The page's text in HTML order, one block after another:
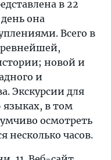
в 22
она
Всего в
новой и
и
Экскурсии для
языках, в том
осмотреть
несколько часов.